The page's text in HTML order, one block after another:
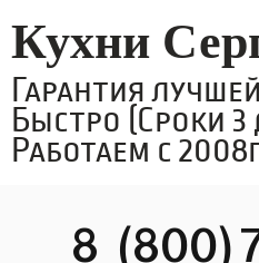
Кухни
Гарантия
Быстро (Сроки 3
Работаем с
8